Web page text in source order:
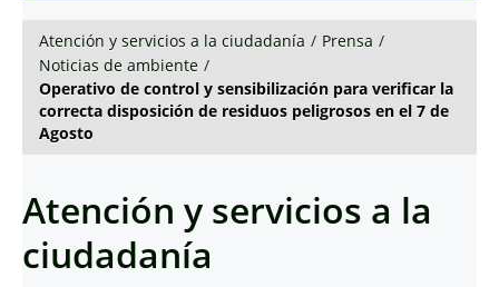
Atención y servicios a la ciudadanía / Prensa /
Noticias de ambiente /
Operativo de control y sensibilización para verificar la
correcta disposición de residuos peligrosos en el 7 de
Agosto
Atención y servicios a la
ciudadanía